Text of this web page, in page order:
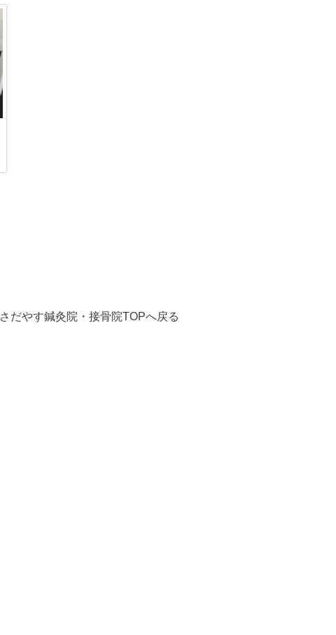
さだやす鍼灸院・接骨院TOPへ戻る